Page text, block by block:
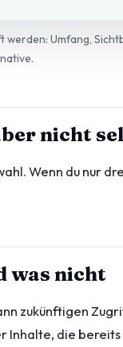
Umfang,
nicht
Wenn du nur
was nicht
zukünftigen
Inhalte, die